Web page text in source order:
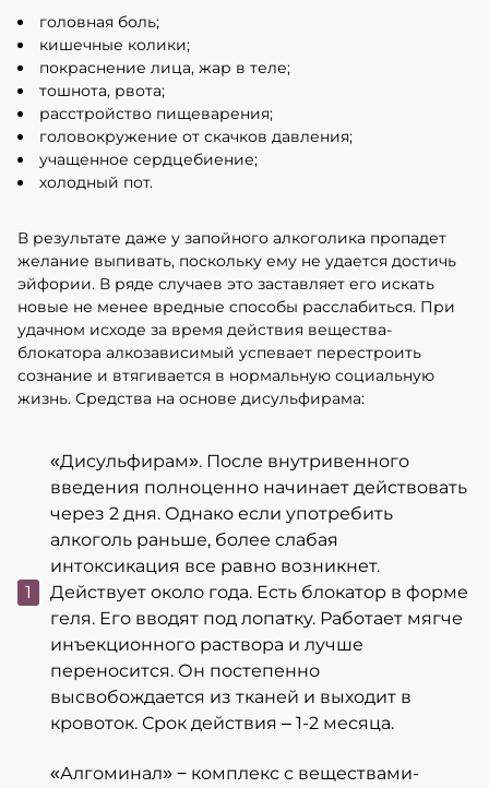
головная боль;
кишечные колики;
покраснение лица, жар в теле;
тошнота, рвота;
расстройство пищеварения;
головокружение от скачков давления;
учащенное сердцебиение;
холодный пот.
В результате даже у запойного алкоголика пропадет
желание выпивать, поскольку ему не удается достичь
эйфории. В ряде случаев это заставляет его искать
новые не менее вредные способы расслабиться. При
удачном исходе за время действия вещества-
блокатора алкозависимый успевает перестроить
сознание и втягивается в нормальную социальную
жизнь. Средства на основе дисульфирама:
«Дисульфирам». После внутривенного
введения полноценно начинает действовать
через 2 дня. Однако если употребить
алкоголь раньше, более слабая
интоксикация все равно возникнет.
Действует около года. Есть блокатор в форме
геля. Его вводят под лопатку. Работает мягче
инъекционного раствора и лучше
переносится. Он постепенно
высвобождается из тканей и выходит в
кровоток. Срок действия – 1-2 месяца.
«Алгоминал» − комплекс с веществами-